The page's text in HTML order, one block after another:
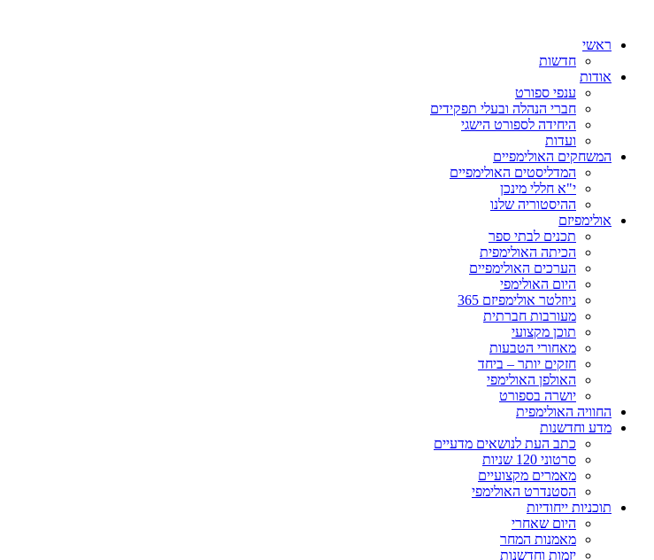
ראשי
חדשות
אודות
ענפי ספורט
חברי הנהלה ובעלי תפקידים
היחידה לספורט הישגי
ועדות
המשחקים האולימפיים
המדליסטים האולימפיים
י"א חללי מינכן
ההיסטוריה שלנו
אולימפיזם
תכנים לבתי ספר
הכיתה האולימפית
הערכים האולימפיים
היום האולימפי
ניוזלטר אולימפיזם 365
מעורבות חברתית
תוכן מקצועי
מאחורי הטבעות
חזקים יותר – ביחד
האולפן האולימפי
יושרה בספורט
החוויה האולימפית
מדע וחדשנות
כתב העת לנושאים מדעיים
סרטוני 120 שניות
מאמרים מקצועיים
הסטנדרט האולימפי
תוכניות ייחודיות
היום שאחרי
מאמנות המחר
יזמות וחדשנות